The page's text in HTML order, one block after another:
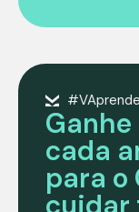
cada
para o